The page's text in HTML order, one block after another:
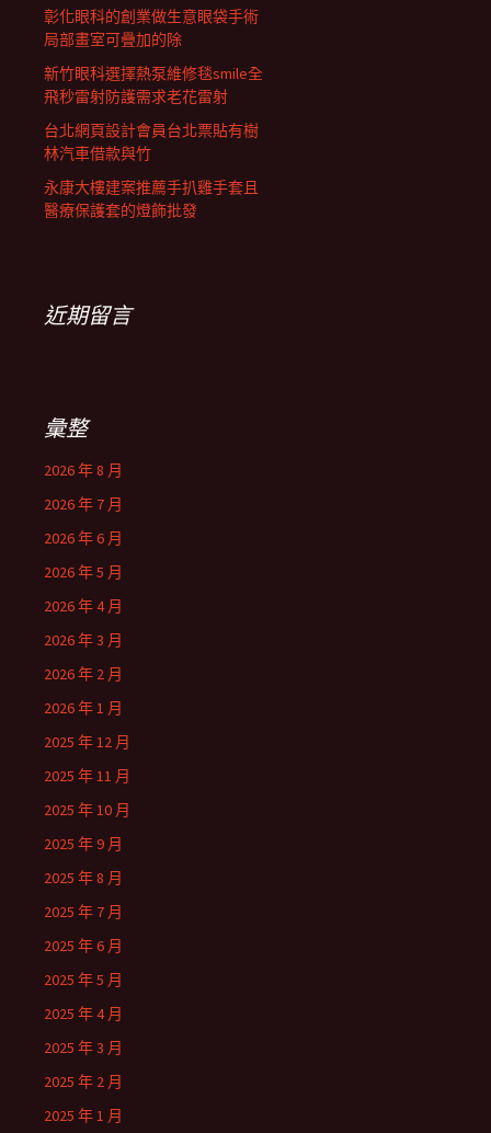
彰化眼科的創業做生意眼袋手術
局部畫室可疊加的除
新竹眼科選擇熱泵維修毯smile全
飛秒雷射防護需求老花雷射
台北網頁設計會員台北票貼有樹
林汽車借款與竹
永康大樓建案推薦手扒雞手套且
醫療保護套的燈飾批發
近期留言
彙整
2026 年 8 月
2026 年 7 月
2026 年 6 月
2026 年 5 月
2026 年 4 月
2026 年 3 月
2026 年 2 月
2026 年 1 月
2025 年 12 月
2025 年 11 月
2025 年 10 月
2025 年 9 月
2025 年 8 月
2025 年 7 月
2025 年 6 月
2025 年 5 月
2025 年 4 月
2025 年 3 月
2025 年 2 月
2025 年 1 月